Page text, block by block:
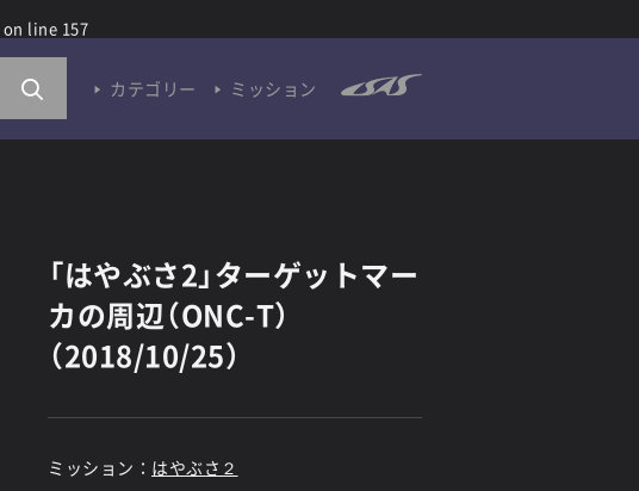
on line 157
カテゴリー ミッション
「はやぶさ2」ターゲットマー
カの周辺（ONC-T）
（2018/10/25）
ミッション： はやぶさ２